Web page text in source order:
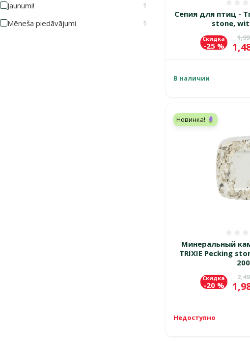
Jaunumi!
1
Mēneša piedāvājumi
1
Сепия для птиц -
stone,
Скидка
-25 %
В наличии
Минеральный
TRIXIE Pecking
Скидка
-20 %
Новинка! 🪻
Недоступно